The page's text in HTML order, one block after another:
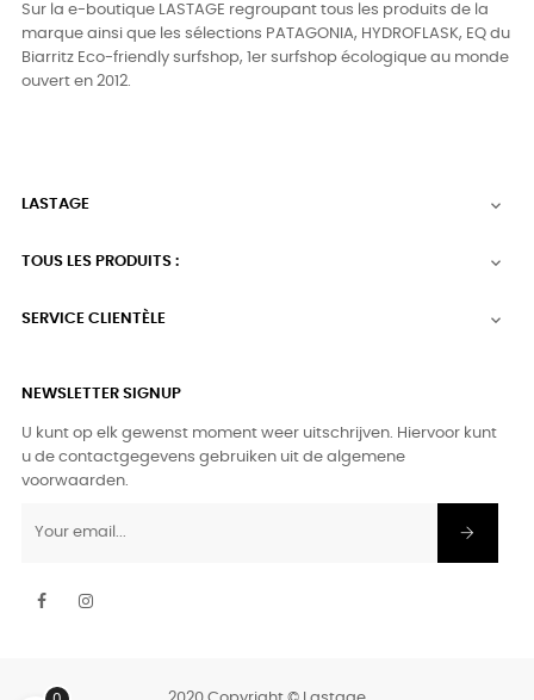
Sur la e-boutique LASTAGE regroupant tous les produits de la
marque ainsi que les sélections PATAGONIA, HYDROFLASK, EQ du
Biarritz Eco-friendly surfshop, 1er surfshop écologique au monde
ouvert en 2012.
LASTAGE 
TOUS LES PRODUITS : 
SERVICE CLIENTÈLE 
NEWSLETTER SIGNUP
U kunt op elk gewenst moment weer uitschrijven. Hiervoor kunt
u de contactgegevens gebruiken uit de algemene
voorwaarden.
Facebook